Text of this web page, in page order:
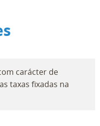
carácter de
taxas fixadas na